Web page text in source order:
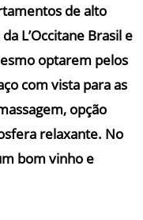
de alto
L’Occitane Brasil e
optarem pelos
com vista para as
opção
relaxante. No
bom vinho e